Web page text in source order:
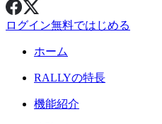
ログイン無料ではじめる
ホーム
RALLYの特長
機能紹介